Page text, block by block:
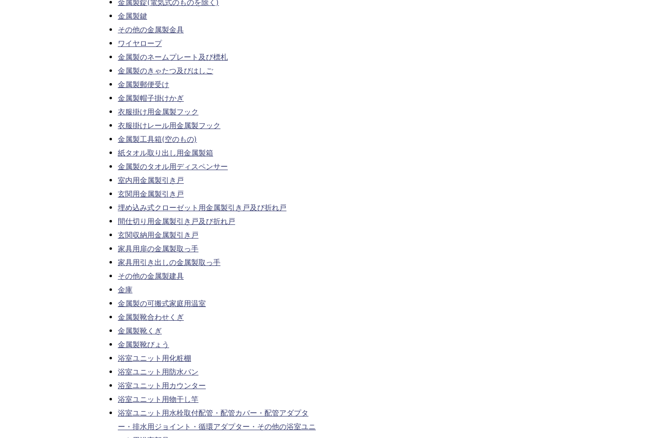
金属製錠(電気式のものを除く)
金属製鍵
その他の金属製金具
ワイヤロープ
金属製のネームプレート及び標札
金属製のきゃたつ及びはしご
金属製郵便受け
金属製帽子掛けかぎ
衣服掛け用金属製フック
衣服掛けレール用金属製フック
金属製工具箱(空のもの)
紙タオル取り出し用金属製箱
金属製のタオル用ディスペンサー
室内用金属製引き戸
玄関用金属製引き戸
埋め込み式クローゼット用金属製引き戸及び折れ戸
間仕切り用金属製引き戸及び折れ戸
玄関収納用金属製引き戸
家具用扉の金属製取っ手
家具用引き出しの金属製取っ手
その他の金属製建具
金庫
金属製の可搬式家庭用温室
金属製靴合わせくぎ
金属製靴くぎ
金属製靴びょう
浴室ユニット用化粧棚
浴室ユニット用防水パン
浴室ユニット用カウンター
浴室ユニット用物干し竿
浴室ユニット用水栓取付配管・配管カバー・配管アダプタ
ー・排水用ジョイント・循環アダプター・その他の浴室ユニ